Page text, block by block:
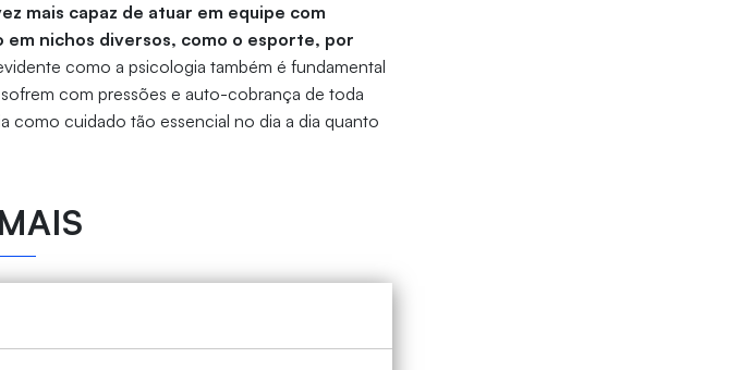
mais capaz de atuar em equipe com
nichos diversos, como o esporte, por
como a psicologia também é fundamental
com pressões e auto-cobrança de toda
como cuidado tão essencial no dia a dia quanto